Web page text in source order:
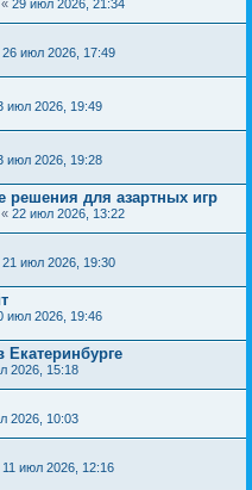
« 29 июл 2026, 21:34
26 июл 2026, 17:49
июл 2026, 19:49
июл 2026, 19:28
для азартных игр
« 22 июл 2026, 13:22
21 июл 2026, 19:30
июл 2026, 19:46
Екатеринбурге
2026, 15:18
2026, 10:03
11 июл 2026, 12:16